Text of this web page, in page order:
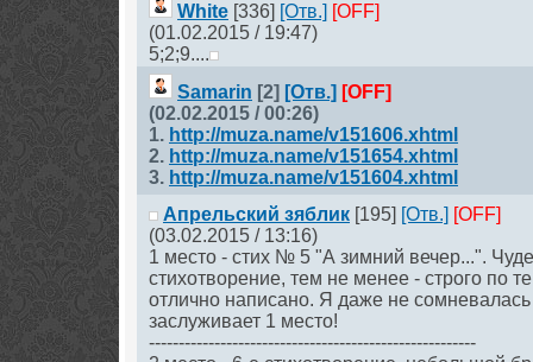
White [336] [Отв.] [OFF]
(01.02.2015 / 19:47)
5;2;9....
Samarin [2] [Отв.] [OFF]
(02.02.2015 / 00:26)
1. http://muza.name/v151606.xhtml
2. http://muza.name/v151654.xhtml
3. http://muza.name/v151604.xhtml
Апрельский зяблик [195] [Отв.] [OFF]
(03.02.2015 / 13:16)
1 место - стих № 5 "А зимний вечер...".
стихотворение, тем не менее - строго по
отлично написано. Я даже не
заслуживает 1 место!
-------------------------------------------------------